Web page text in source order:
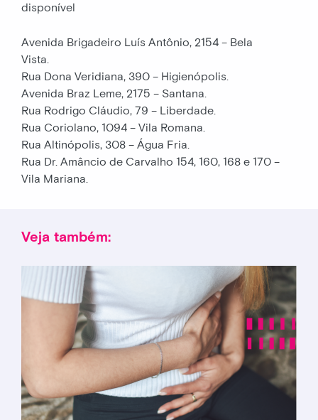
disponível
Avenida Brigadeiro Luís Antônio, 2154 – Bela
Vista.
Rua Dona Veridiana, 390 – Higienópolis.
Avenida Braz Leme, 2175 – Santana.
Rua Rodrigo Cláudio, 79 – Liberdade.
Rua Coriolano, 1094 – Vila Romana.
Rua Altinópolis, 308 – Água Fria.
Rua Dr. Amâncio de Carvalho 154, 160, 168 e 170 –
Vila Mariana.
Veja também: